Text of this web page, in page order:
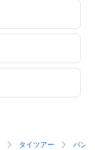
タイツアー バン